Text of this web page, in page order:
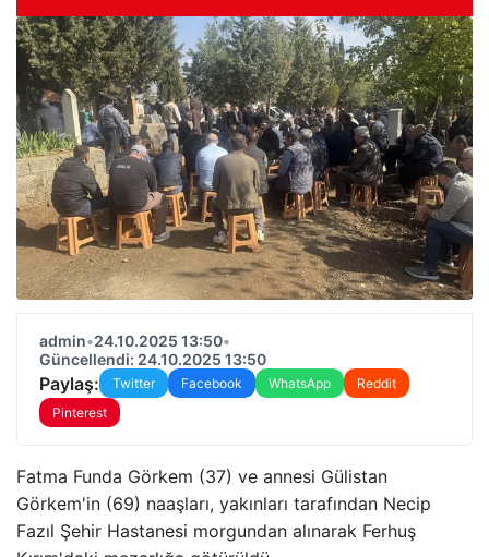
admin•24.10.2025 13:50•
Güncellendi: 24.10.2025 13:50
Paylaş: Twitter Facebook WhatsApp
Reddit
Pinterest
Fatma Funda Görkem (37) ve annesi Gülistan
Görkem'in (69) naaşları, yakınları tarafından Necip
Fazıl Şehir Hastanesi morgundan alınarak Ferhuş